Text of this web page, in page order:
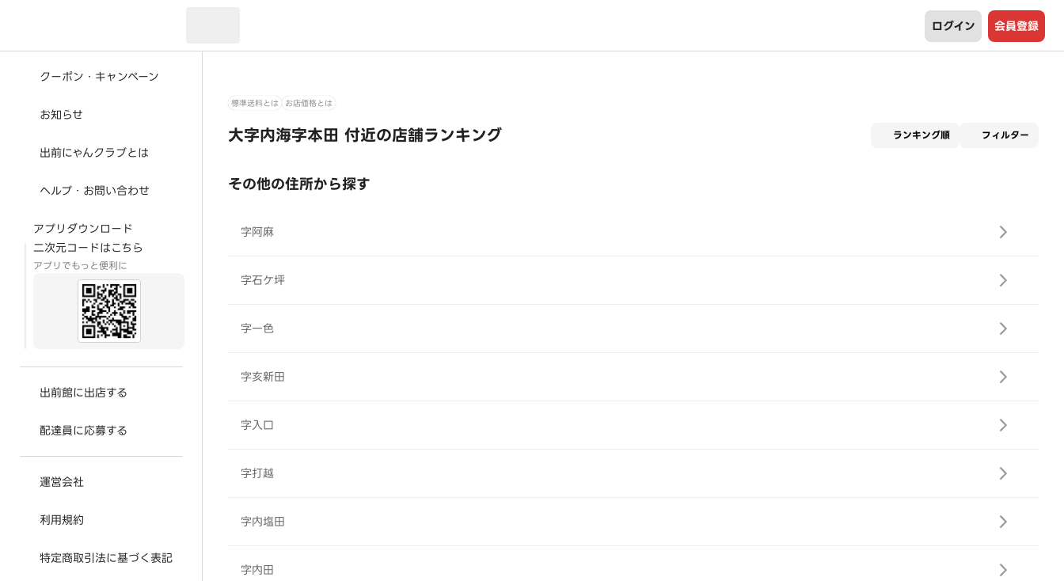
ログイン 会員登録
クーポン・キャンペーン
お知らせ
出前にゃんクラブとは
ヘルプ・お問い合わせ
アプリダウンロード
二次元コードはこちら
アプリでもっと便利に
出前館に出店する
配達員に応募する
運営会社
利用規約
特定商取引法に基づく表記
標準送料とは お店価格とは
大字内海字本田 付近の店舗ランキング ランキング順 フィルター
その他の住所から探す
字阿麻
字石ケ坪
字一色
字亥新田
字入口
字打越
字内塩田
字内田